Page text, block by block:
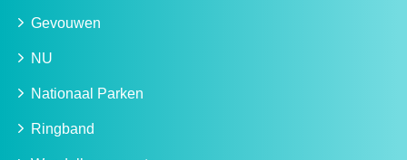
Gevouwen
NU
Nationaal Parken
Ringband